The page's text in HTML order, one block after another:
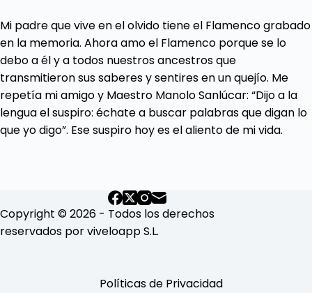
Mi padre que vive en el olvido tiene el Flamenco grabado
en la memoria. Ahora amo el Flamenco porque se lo
debo a él y a todos nuestros ancestros que
transmitieron sus saberes y sentires en un quejío. Me
repetía mi amigo y Maestro Manolo Sanlúcar: “Dijo a la
lengua el suspiro: échate a buscar palabras que digan lo
que yo digo”. Ese suspiro hoy es el aliento de mi vida.
Copyright © 2026 - Todos los derechos
reservados por viveloapp S.L.
Políticas de Privacidad